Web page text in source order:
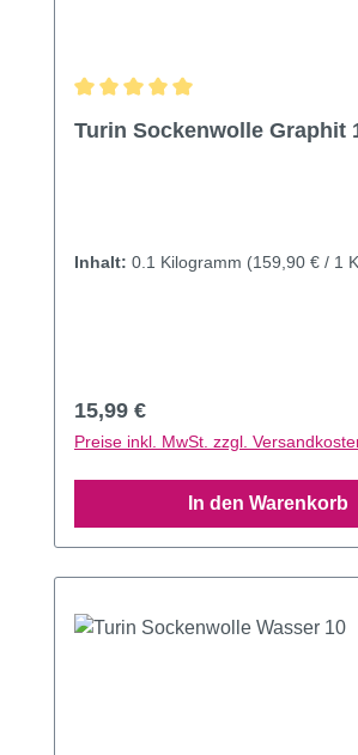
Turin Sockenwolle Graphit
Inhalt: 0.1 Kilogramm (159,90 € / 1
Regulärer Preis:
15,99 €
Preise inkl. MwSt. zzgl.
In den Warenkorb